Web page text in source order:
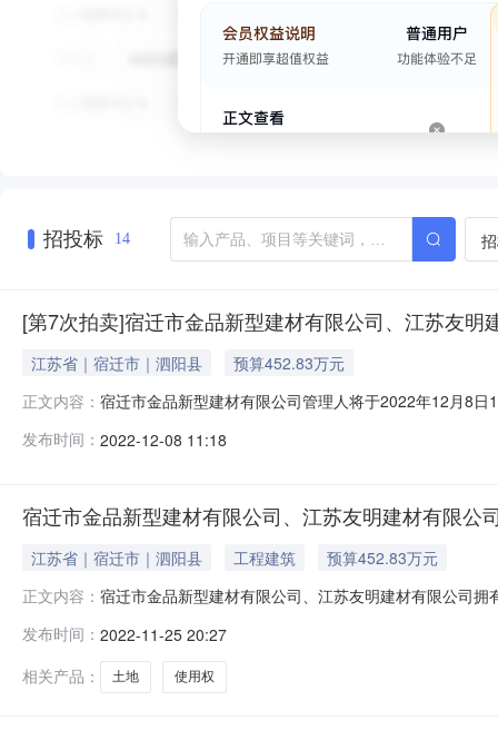
招投标 14
[第7次拍卖]宿迁市金品新型建材有限公司、江苏友
江苏省｜宿迁市｜泗阳县
预算452.83万元
正文内容： 宿迁市金品新型建材有限公司管理人将于2022年12月8
的厂房、办公楼、土地使用权、门卫室等全部资产，标
发布时间： 2022-12-08 11:18
宿迁市金品新型建材有限公司、江苏友明建材有限公
江苏省｜宿迁市｜泗阳县 工程建筑
预算452.83万元
正文内容： 宿迁市金品新型建材有限公司、江苏友明建材有限公司
活动，现公告如下：一、拍卖标的宿迁市金品新型建材
发布时间： 2022-11-25 20:27
相关产品：
土地 使用权